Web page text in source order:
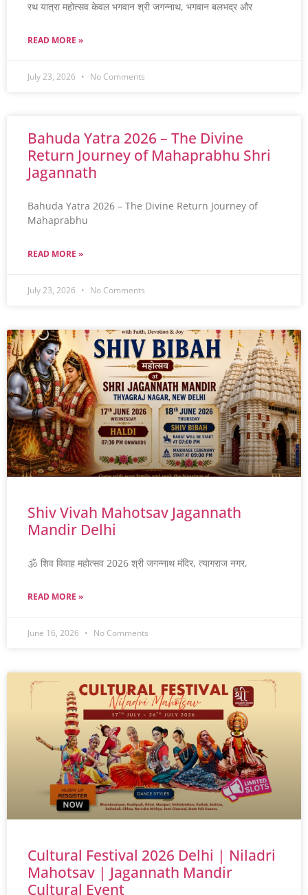
रथ यात्रा महोत्सव केवल भगवान श्री जगन्नाथ, भगवान बलभद्र और
READ MORE »
July 23, 2026 No Comments
Bahuda Yatra 2026 – The Divine
Return Journey of Mahaprabhu Shri
Jagannath
Bahuda Yatra 2026 – The Divine Return Journey of
Mahaprabhu
READ MORE »
July 23, 2026 No Comments
Shiv Vivah Mahotsav Jagannath
Mandir Delhi
🕉️ शिव विवाह महोत्सव 2026 श्री जगन्नाथ मंदिर, त्यागराज नगर,
READ MORE »
June 16, 2026 No Comments
Cultural Festival 2026 Delhi | Niladri
Mahotsav | Jagannath Mandir
Cultural Event